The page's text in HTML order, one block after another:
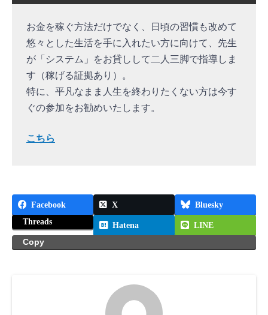
お金を稼ぐ方法だけでなく、日頃の習慣も改めて
悠々とした生活を手に入れたい方に向けて、先生
が「システム」をお貸しして二人三脚で指導しま
す（稼げる証拠あり）。
特に、平凡なまま人生を終わりたくない方は今す
ぐの参加をお勧めいたします。
こちら
Facebook X
Bluesky
Threads
Hatena
LINE
Copy